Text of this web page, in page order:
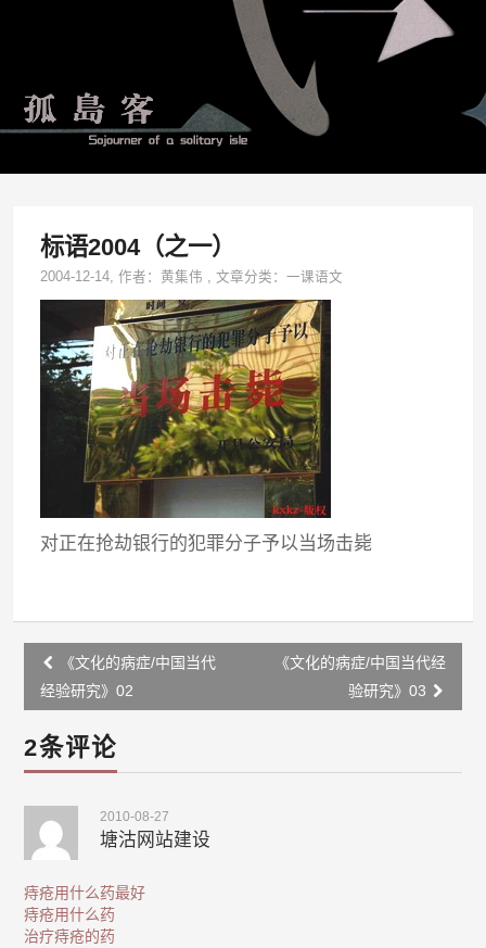
标语2004（之一）
2004-12-14, 作者：黄集伟 ,文章分类：一课语文
对正在抢劫银行的犯罪分子予以当场击毙
Post
navigation
《文化的病症/中国当代
经验研究》02
《文化的病症/中国当代经
验研究》03
2条评论
2010-08-27
塘沽网站建设
痔疮用什么药最好
痔疮用什么药
治疗痔疮的药